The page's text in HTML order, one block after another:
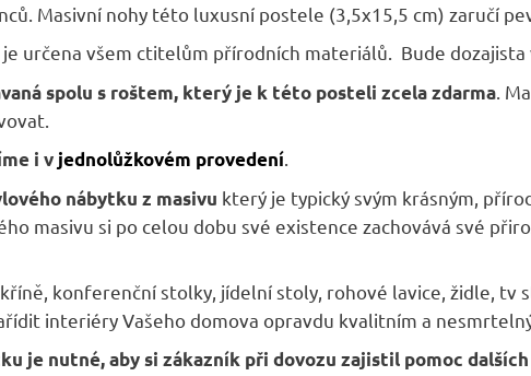
Masivní nohy této luxusní postele (3,5x15,5 cm) zaručí
je určena všem ctitelům přírodních materiálů. Bude dozajista
spolu s roštem, který je k této posteli zcela zdarma .
i v jednolůžkovém provedení
nábytku z masivu který je typický svým krásným,
masivu si po celou dobu své existence zachovává své
konferenční stolky, jídelní stoly, rohové lavice, židle, tv
interiéry Vašeho domova opravdu kvalitním a
je nutné, aby si zákazník při dovozu zajistil pomoc dalších